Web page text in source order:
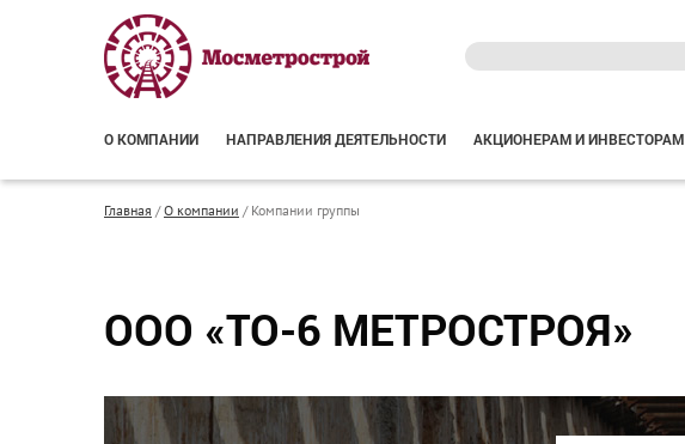
О КОМПАНИИ НАПРАВЛЕНИЯ ДЕЯТЕЛЬНОСТИ АКЦИОНЕРАМ И ИНВЕСТОРАМ
Главная /О компании /Компании группы
ООО «ТО-6 МЕТРОСТРОЯ»